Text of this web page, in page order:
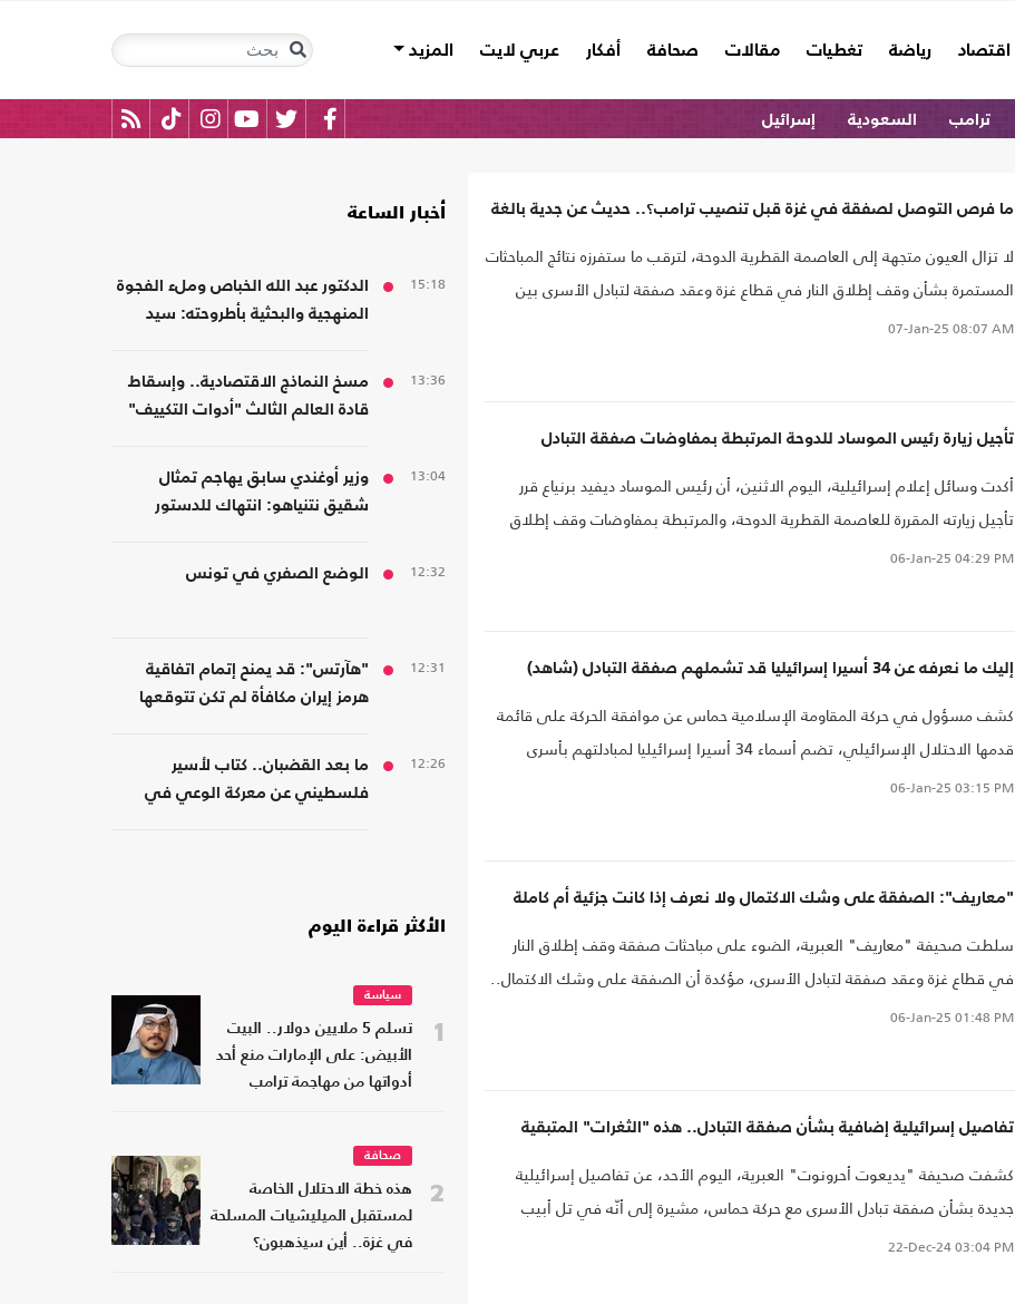
اقتصاد رياضة تغطيات مقالات صحافة أفكار عربي لايت المزيد
ترامب السعودية إسرائيل
ما فرص التوصل لصفقة في غزة قبل تنصيب ترامب؟.. حديث عن جدية بالغة
لا تزال العيون متجهة إلى العاصمة القطرية الدوحة، لترقب ما ستفرزه نتائج المباحثات
المستمرة بشأن وقف إطلاق النار في قطاع غزة وعقد صفقة لتبادل الأسرى بين
الاحتلال الإسرائيلي وحركة حماس، وسط تفاؤل حذر بإمكانية نجاح جهود التوصل إلى
07-Jan-25 08:07 AM
تأجيل زيارة رئيس الموساد للدوحة المرتبطة بمفاوضات صفقة التبادل
أكدت وسائل إعلام إسرائيلية، اليوم الاثنين، أن رئيس الموساد ديفيد برنياع قرر
تأجيل زيارته المقررة للعاصمة القطرية الدوحة، والمرتبطة بمفاوضات وقف إطلاق
النار في قطاع غزة وعقد صفقة لتبادل الأسرى مع حركة حماس..
06-Jan-25 04:29 PM
إليك ما نعرفه عن 34 أسيرا إسرائيليا قد تشملهم صفقة التبادل (شاهد)
كشف مسؤول في حركة المقاومة الإسلامية حماس عن موافقة الحركة على قائمة
قدمها الاحتلال الإسرائيلي، تضم أسماء 34 أسيرا إسرائيليا لمبادلتهم بأسرى
فلسطينيين، ضمن اتفاق محتمل لوقف إطلاق النار في قطاع غزة..
06-Jan-25 03:15 PM
"معاريف": الصفقة على وشك الاكتمال ولا نعرف إذا كانت جزئية أم كاملة
سلطت صحيفة "معاريف" العبرية، الضوء على مباحثات صفقة وقف إطلاق النار
في قطاع غزة وعقد صفقة لتبادل الأسرى، مؤكدة أن الصفقة على وشك الاكتمال..
06-Jan-25 01:48 PM
تفاصيل إسرائيلية إضافية بشأن صفقة التبادل.. هذه "الثغرات" المتبقية
كشفت صحيفة "يديعوت أحرونوت" العبرية، اليوم الأحد، عن تفاصيل إسرائيلية
جديدة بشأن صفقة تبادل الأسرى مع حركة حماس، مشيرة إلى أنّه في تل أبيب
يتحدثون عن تقدم في المفاوضات، وعن محادثات مستمرة في قطر..
22-Dec-2403:04 PM
أخبار الساعة
15:18
الدكتور عبد الله الخباص وملء الفجوة
المنهجية والبحثية بأطروحته: سيد
13:36
مسخ النماذج الاقتصادية.. وإسقاط
قادة العالم الثالث "أدوات التكييف"
13:04
وزير أوغندي سابق يهاجم تمثال
شقيق نتنياهو: انتهاك للدستور
12:32 الوضع الصفري في تونس
12:31
"هآرتس": قد يمنح إتمام اتفاقية
هرمز إيران مكافأة لم تكن تتوقعها
12:26
ما بعد القضبان.. كتاب لأسير
فلسطيني عن معركة الوعي في
الأكثر قراءة اليوم
1
سياسة
تسلم 5 ملايين دولار.. البيت
الأبيض: على الإمارات منع أحد
أدواتها من مهاجمة ترامب
2
صحافة
هذه خطة الاحتلال الخاصة
لمستقبل الميليشيات المسلحة
في غزة.. أين سيذهبون؟